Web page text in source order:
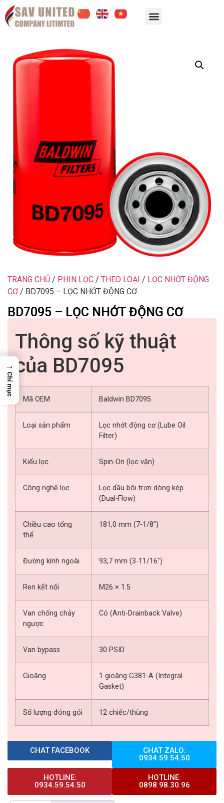
TRANG CHỦ / PHIN LỌC / THEO LOẠI / LỌC NHỚT ĐỘNG
CƠ/ BD7095 – LỌC NHỚT ĐỘNG CƠ
BD7095 – LỌC NHỚT ĐỘNG CƠ
Thông số kỹ thuật
của BD7095
Mã OEM Baldwin BD7095
Loại sản phẩm
Lọc nhớt động cơ (Lube Oil
Filter)
Kiểu lọc Spin-On (lọc vặn)
Công nghệ lọc
Lọc dầu bôi trơn dòng kép
(Dual-Flow)
Chiều cao tổng
thể
181,0 mm (7-1/8″)
Đường kính ngoài 93,7 mm (3-11/16″)
Ren kết nối M26 × 1.5
Van chống chảy
ngược
Có (Anti-Drainback Valve)
Van bypass 30 PSID
Gioăng
1 gioăng G381-A (Integral
Gasket)
Số lượng đóng gói 12 chiếc/thùng
CHAT FACEBOOK
CHAT ZALO:
0934.59.54.50
HOTLINE:
0934.59.54.50
HOTLINE:
0898.98.30.96
→
Chỉ mục